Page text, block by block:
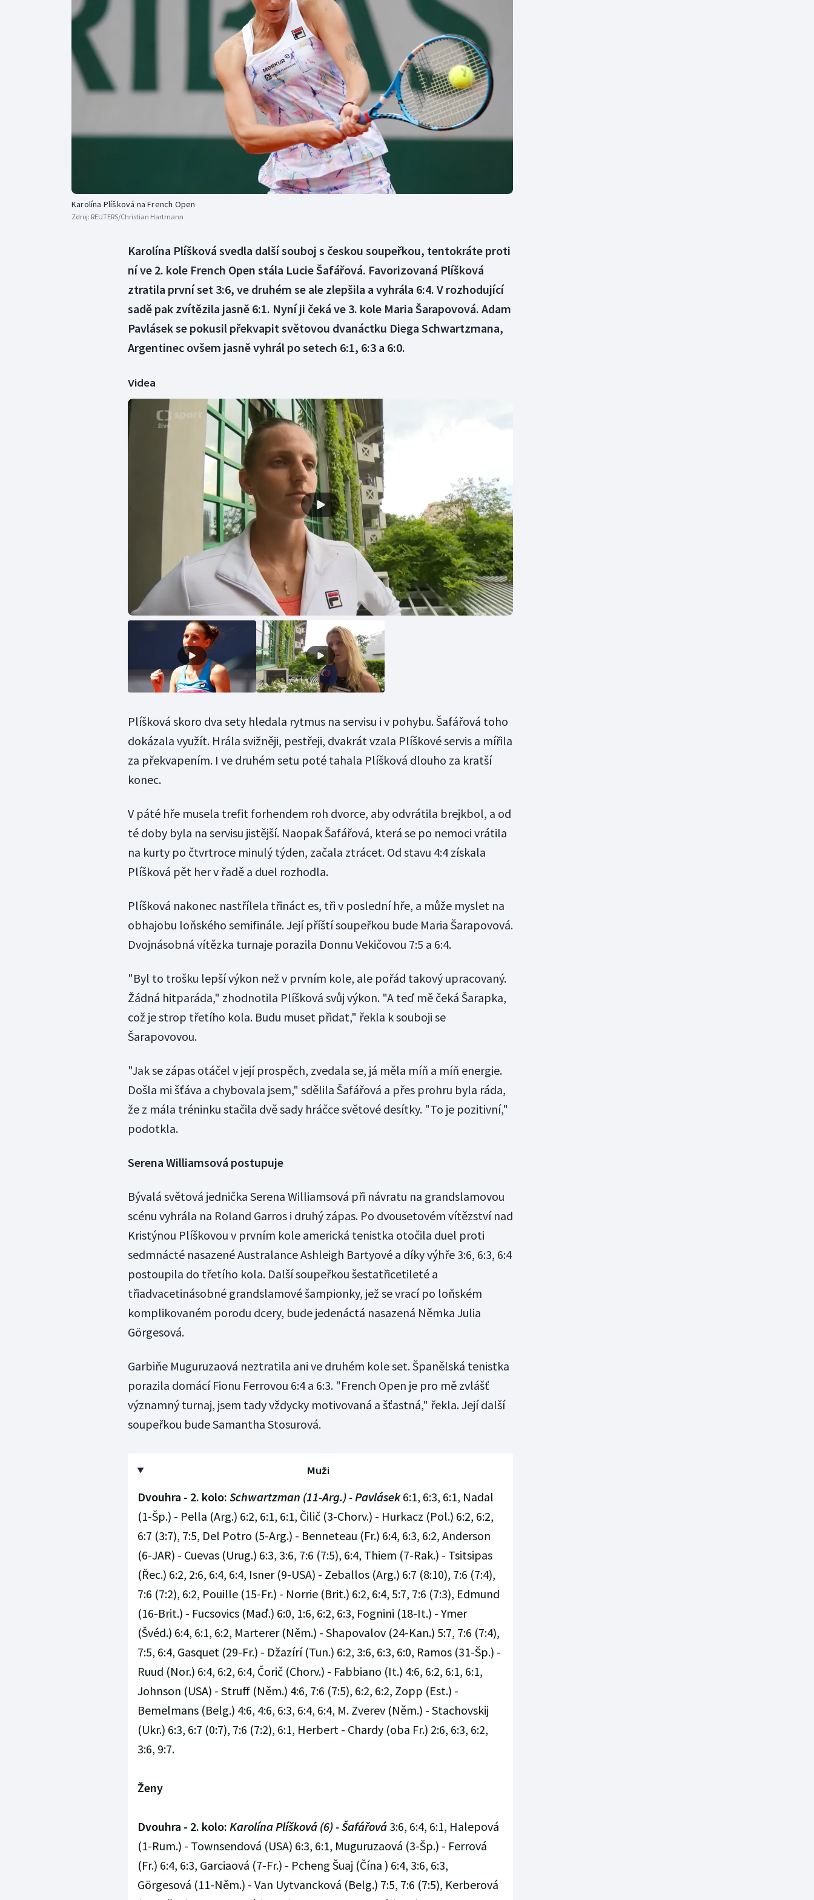
Dostihy
Florbal
Futsal
Gymnastika
Moderní pětiboj
Motorsport
Olympijské hry
Parasport
Plavání
Plážový volejbal
Triatlon
Veslování
Vodní slalom
Volejbal
Ostatní
Karolína Plíšková na French Open
Zdroj: REUTERS/Christian Hartmann
Karolína Plíšková svedla další souboj s českou soupeřkou, tentokráte proti
ní ve 2. kole French Open stála Lucie Šafářová. Favorizovaná Plíšková
ztratila první set 3:6, ve druhém se ale zlepšila a vyhrála 6:4. V rozhodující
sadě pak zvítězila jasně 6:1. Nyní ji čeká ve 3. kole Maria Šarapovová. Adam
Pavlásek se pokusil překvapit světovou dvanáctku Diega Schwartzmana,
Argentinec ovšem jasně vyhrál po setech 6:1, 6:3 a 6:0.
Videa
Plíšková skoro dva sety hledala rytmus na servisu i v pohybu. Šafářová toho
dokázala využít. Hrála svižněji, pestřeji, dvakrát vzala Plíškové servis a mířila
za překvapením. I ve druhém setu poté tahala Plíšková dlouho za kratší
konec.
V páté hře musela trefit forhendem roh dvorce, aby odvrátila brejkbol, a od
té doby byla na servisu jistější. Naopak Šafářová, která se po nemoci vrátila
na kurty po čtvrtroce minulý týden, začala ztrácet. Od stavu 4:4 získala
Plíšková pět her v řadě a duel rozhodla.
Plíšková nakonec nastřílela třináct es, tři v poslední hře, a může myslet na
obhajobu loňského semifinále. Její příští soupeřkou bude Maria Šarapovová.
Dvojnásobná vítězka turnaje porazila Donnu Vekičovou 7:5 a 6:4.
"Byl to trošku lepší výkon než v prvním kole, ale pořád takový upracovaný.
Žádná hitparáda," zhodnotila Plíšková svůj výkon. "A teď mě čeká Šarapka,
což je strop třetího kola. Budu muset přidat," řekla k souboji se
Šarapovovou.
"Jak se zápas otáčel v její prospěch, zvedala se, já měla míň a míň energie.
Došla mi šťáva a chybovala jsem," sdělila Šafářová a přes prohru byla ráda,
že z mála tréninku stačila dvě sady hráčce světové desítky. "To je pozitivní,"
podotkla.
Serena Williamsová postupuje
Bývalá světová jednička Serena Williamsová při návratu na grandslamovou
scénu vyhrála na Roland Garros i druhý zápas. Po dvousetovém vítězství nad
Kristýnou Plíškovou v prvním kole americká tenistka otočila duel proti
sedmnácté nasazené Australance Ashleigh Bartyové a díky výhře 3:6, 6:3, 6:4
postoupila do třetího kola. Další soupeřkou šestatřicetileté a
třiadvacetinásobné grandslamové šampionky, jež se vrací po loňském
komplikovaném porodu dcery, bude jedenáctá nasazená Němka Julia
Görgesová.
Garbiňe Muguruzaová neztratila ani ve druhém kole set. Španělská tenistka
porazila domácí Fionu Ferrovou 6:4 a 6:3. "French Open je pro mě zvlášť
významný turnaj, jsem tady vždycky motivovaná a šťastná," řekla. Její další
soupeřkou bude Samantha Stosurová.
Muži
Dvouhra - 2. kolo: Schwartzman (11-Arg.) - Pavlásek6:1, 6:3, 6:1, Nadal
(1-Šp.) - Pella (Arg.) 6:2, 6:1, 6:1, Čilič (3-Chorv.) - Hurkacz (Pol.) 6:2, 6:2,
6:7 (3:7), 7:5, Del Potro (5-Arg.) - Benneteau (Fr.) 6:4, 6:3, 6:2, Anderson
(6-JAR) - Cuevas (Urug.) 6:3, 3:6, 7:6 (7:5), 6:4, Thiem (7-Rak.) - Tsitsipas
(Řec.) 6:2, 2:6, 6:4, 6:4, Isner (9-USA) - Zeballos (Arg.) 6:7 (8:10), 7:6 (7:4),
7:6 (7:2), 6:2, Pouille (15-Fr.) - Norrie (Brit.) 6:2, 6:4, 5:7, 7:6 (7:3), Edmund
(16-Brit.) - Fucsovics (Maď.) 6:0, 1:6, 6:2, 6:3, Fognini (18-It.) - Ymer
(Švéd.) 6:4, 6:1, 6:2, Marterer (Něm.) - Shapovalov (24-Kan.) 5:7, 7:6 (7:4),
7:5, 6:4, Gasquet (29-Fr.) - Džazírí (Tun.) 6:2, 3:6, 6:3, 6:0, Ramos (31-Šp.) -
Ruud (Nor.) 6:4, 6:2, 6:4, Čorič (Chorv.) - Fabbiano (It.) 4:6, 6:2, 6:1, 6:1,
Johnson (USA) - Struff (Něm.) 4:6, 7:6 (7:5), 6:2, 6:2, Zopp (Est.) -
Bemelmans (Belg.) 4:6, 4:6, 6:3, 6:4, 6:4, M. Zverev (Něm.) - Stachovskij
(Ukr.) 6:3, 6:7 (0:7), 7:6 (7:2), 6:1, Herbert - Chardy (oba Fr.) 2:6, 6:3, 6:2,
3:6, 9:7.
Ženy
Dvouhra - 2. kolo: Karolína Plíšková (6) - Šafářová3:6, 6:4, 6:1, Halepová
(1-Rum.) - Townsendová (USA) 6:3, 6:1, Muguruzaová (3-Šp.) - Ferrová
(Fr.) 6:4, 6:3, Garciaová (7-Fr.) - Pcheng Šuaj (Čína ) 6:4, 3:6, 6:3,
Görgesová (11-Něm.) - Van Uytvancková (Belg.) 7:5, 7:6 (7:5), Kerberová